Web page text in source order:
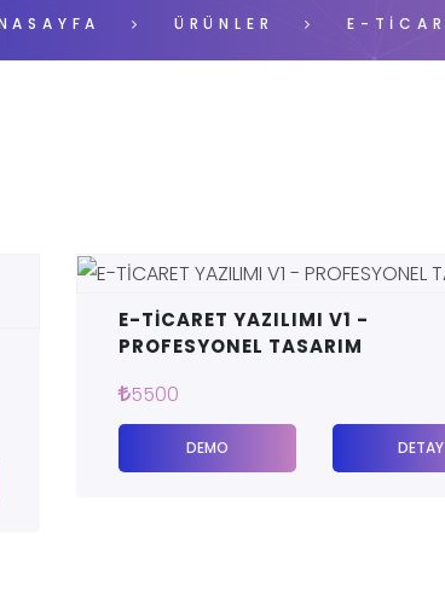
ÜRÜNLER E-
E-TİCARET YAZILIMI V1 -
PROFESYONEL TASARIM
5500
DEMO DETAY